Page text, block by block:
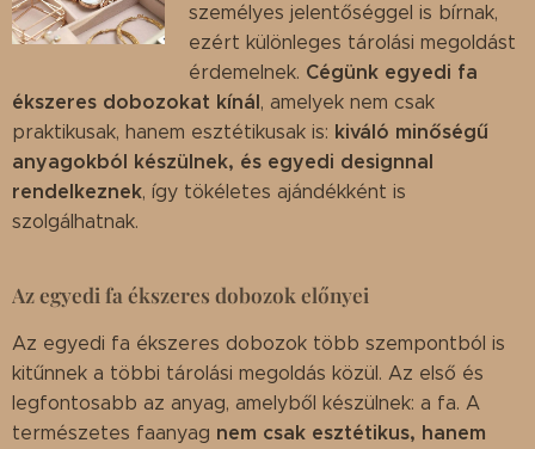
személyes jelentőséggel is bírnak,
ezért különleges tárolási megoldást
érdemelnek. Cégünk egyedi fa
ékszeres dobozokat kínál, amelyek nem csak
praktikusak, hanem esztétikusak is: kiváló minőségű
anyagokból készülnek, és egyedi designnal
rendelkeznek, így tökéletes ajándékként is
szolgálhatnak.
Az egyedi fa ékszeres dobozok előnyei
Az egyedi fa ékszeres dobozok több szempontból is
kitűnnek a többi tárolási megoldás közül. Az első és
legfontosabb az anyag, amelyből készülnek: a fa. A
természetes faanyag nem csak esztétikus, hanem